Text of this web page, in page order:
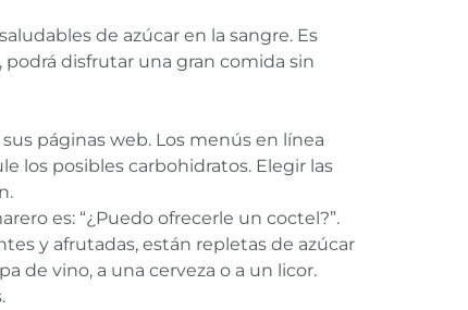
de azúcar en la sangre. Es
disfrutar una gran comida sin
páginas web. Los menús en línea
los posibles carbohidratos. Elegir las
es: “¿Puedo ofrecerle un coctel?”.
y afrutadas, están repletas de azúcar
de vino, a una cerveza o a un licor.